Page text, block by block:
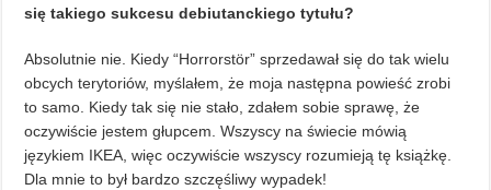
się takiego sukcesu debiutanckiego tytułu?
Absolutnie nie. Kiedy “Horrorstör” sprzedawał się do tak wielu
obcych terytoriów, myślałem, że moja następna powieść zrobi
to samo. Kiedy tak się nie stało, zdałem sobie sprawę, że
oczywiście jestem głupcem. Wszyscy na świecie mówią
językiem IKEA, więc oczywiście wszyscy rozumieją tę książkę.
Dla mnie to był bardzo szczęśliwy wypadek!